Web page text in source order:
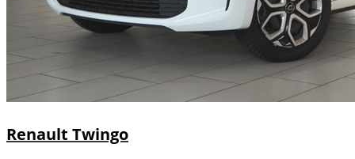
Renault Twingo